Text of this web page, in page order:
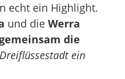
echt ein Highlight.
und die Werra
die
ein